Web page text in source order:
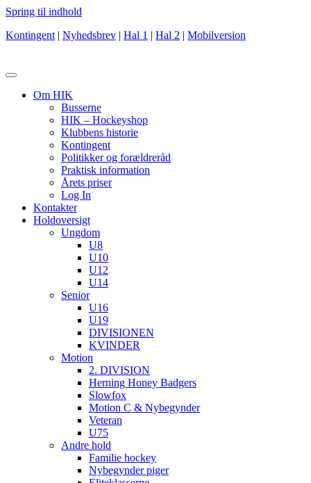
Spring til indhold
Kontingent | Nyhedsbrev | Hal 1 | Hal 2 | Mobilversion
Om HIK
Busserne
HIK – Hockeyshop
Klubbens historie
Kontingent
Politikker og forældreråd
Praktisk information
Årets priser
Log In
Kontakter
Holdoversigt
Ungdom
U8
U10
U12
U14
Senior
U16
U19
DIVISIONEN
KVINDER
Motion
2. DIVISION
Herning Honey Badgers
Slowfox
Motion C & Nybegynder
Veteran
U75
Andre hold
Familie hockey
Nybegynder piger